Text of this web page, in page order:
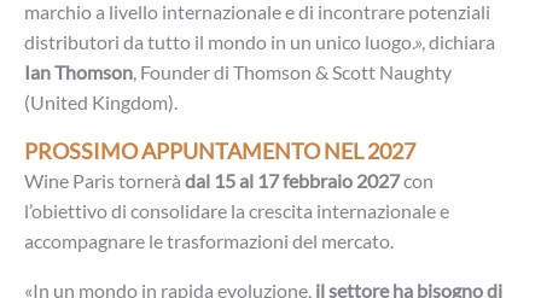
marchio a livello internazionale e di incontrare potenziali
distributori da tutto il mondo in un unico luogo.», dichiara
Ian Thomson, Founder di Thomson & Scott Naughty
(United Kingdom).
PROSSIMO APPUNTAMENTO NEL 2027
Wine Paris tornerà dal 15 al 17 febbraio 2027con
l’obiettivo di consolidare la crescita internazionale e
accompagnare le trasformazioni del mercato.
«In un mondo in rapida evoluzione, il settore ha bisogno di